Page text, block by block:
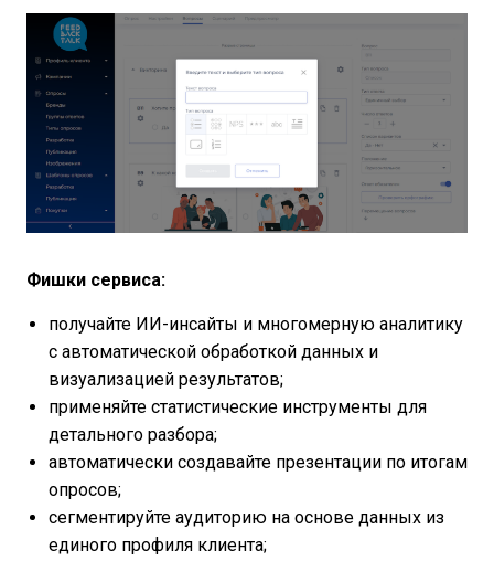
Фишки сервиса:
получайте ИИ-инсайты и многомерную аналитику
с автоматической обработкой данных и
визуализацией результатов;
применяйте статистические инструменты для
детального разбора;
автоматически создавайте презентации по итогам
опросов;
сегментируйте аудиторию на основе данных из
единого профиля клиента;